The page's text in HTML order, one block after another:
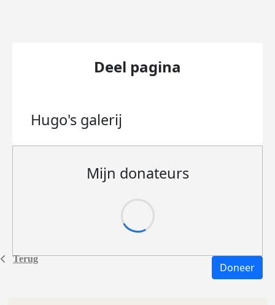
Terug
Deel pagina
Hugo's galerij
Mijn donateurs
Doneer